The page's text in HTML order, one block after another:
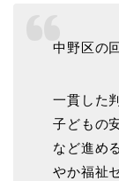
中野区の
一貫した
子どもの
など進め
やか福祉